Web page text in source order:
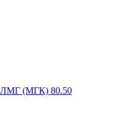
ЛМГ (МГК) 80.50